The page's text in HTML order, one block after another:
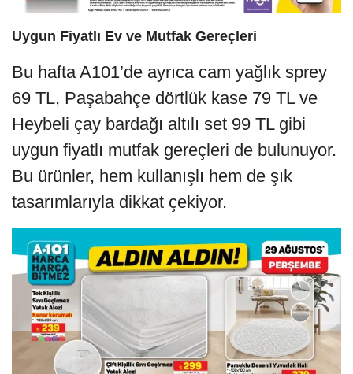
Uygun Fiyatlı Ev ve Mutfak Gereçleri
Bu hafta A101’de ayrıca cam yağlık sprey
69 TL, Paşabahçe dörtlük kase 79 TL ve
Heybeli çay bardağı altılı set 99 TL gibi
uygun fiyatlı mutfak gereçleri de bulunuyor.
Bu ürünler, hem kullanışlı hem de şık
tasarımlarıyla dikkat çekiyor.